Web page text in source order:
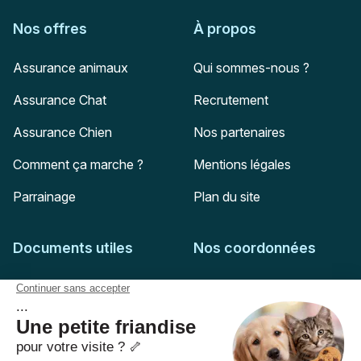
Nos offres
Assurance animaux
Assurance Chat
Assurance Chien
Comment ça marche ?
Parrainage
À propos
Qui sommes-nous ?
Recrutement
Nos partenaires
Mentions légales
Plan du site
Documents utiles
Feuille de soins
Conditions générales
Politique de confidentialité
Nos coordonnées
51-55 rue Hoche
94767
Ivry-sur-Seine
Pas encore client ?